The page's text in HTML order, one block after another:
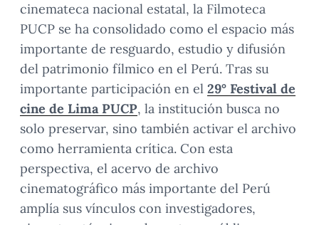
cinemateca nacional estatal, la Filmoteca
PUCP se ha consolidado como el espacio más
importante de resguardo, estudio y difusión
del patrimonio fílmico en el Perú. Tras su
importante participación en el 29° Festival de
cine de Lima PUCP, la institución busca no
solo preservar, sino también activar el archivo
como herramienta crítica. Con esta
perspectiva, el acervo de archivo
cinematográfico más importante del Perú
amplía sus vínculos con investigadores,